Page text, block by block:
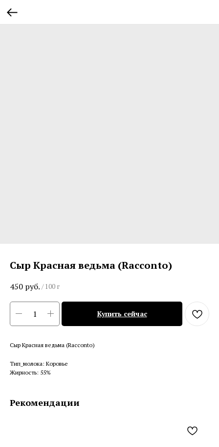
Сыр Красная ведьма (Racconto)
450 руб. / 100 г
Купить сейчас
Сыр Красная ведьма (Racconto)
Тип_молока: Коровье
Жирность: 55%
Рекомендации